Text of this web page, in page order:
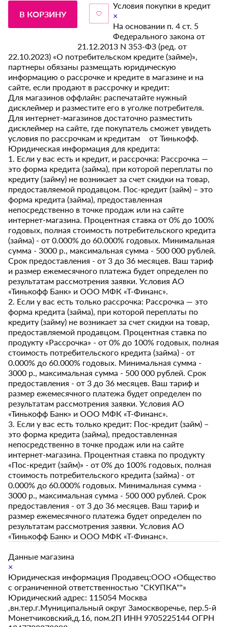
В КОРЗИНУ
Условия покупки в кредит
×
На основании п. 4 ст. 5
Федерального закона от
21.12.2013 N 353-ФЗ (ред. от
22.10.2023) «О потребительском кредите (займе)»,
партнеры обязаны размещать юридическую
информацию о рассрочке и кредите в магазине и на
сайте, если продают в рассрочку и кредит:
Для магазинов оффлайн: распечатайте нужный
дисклеймер и разместите его в уголке потребителя.
Для интернет-магазинов достаточно разместить
дисклеймер на сайте, где покупатель сможет увидеть
условия по рассрочкам и кредитам от Тинькофф.
Юридическая информация для кредита:
1. Если у вас есть и кредит, и рассрочка: Рассрочка —
это форма кредита (займа), при которой переплаты по
кредиту (займу) не возникает за счет скидки на товар,
предоставляемой продавцом. Пос-кредит (займ) – это
форма кредита (займа), предоставленная
непосредственно в точке продаж или на сайте
интернет-магазина. Процентная ставка от 0% до 100%
годовых, полная стоимость потребительского кредита
(займа) - от 0.000% до 60.000% годовых. Минимальная
сумма - 3000 р., максимальная сумма - 500 000 рублей.
Срок предоставления - от 3 до 36 месяцев. Ваш тариф
и размер ежемесячного платежа будет определен по
результатам рассмотрения заявки. Условия АО
«Тинькофф Банк» и ООО МФК «Т-Финанс».
2. Если у вас есть только рассрочка: Рассрочка — это
форма кредита (займа), при которой переплаты по
кредиту (займу) не возникает за счет скидки на товар,
предоставляемой продавцом. Процентная ставка по
продукту «Рассрочка» - от 0% до 100% годовых, полная
стоимость потребительского кредита (займа) - от
0.000% до 60.000% годовых. Минимальная сумма -
3000 р., максимальная сумма - 500 000 рублей. Срок
предоставления - от 3 до 36 месяцев. Ваш тариф и
размер ежемесячного платежа будет определен по
результатам рассмотрения заявки. Условия АО
«Тинькофф Банк» и ООО МФК «Т-Финанс».
3. Если у вас есть только кредит: Пос-кредит (займ) –
это форма кредита (займа), предоставленная
непосредственно в точке продаж или на сайте
интернет-магазина. Процентная ставка по продукту
«Пос-кредит (займ)» - от 0% до 100% годовых, полная
стоимость потребительского кредита (займа) - от
0.000% до 60.000% годовых. Минимальная сумма -
3000 р., максимальная сумма - 500 000 рублей. Срок
предоставления - от 3 до 36 месяцев. Ваш тариф и
размер ежемесячного платежа будет определен по
результатам рассмотрения заявки. Условия АО
«Тинькофф Банк» и ООО МФК «Т-Финанс».
Данные магазина
×
Юридическая информация Продавец:ООО «Общество
с ограниченной ответственностью "СКУПКА""»
Юридический адрес: 115054 Москва
,вн.тер.г.Муниципальный округ Замоскворечье, пер.5-й
Монетчиковский,д.16, пом.2П ИНН 9705225144 ОГРН